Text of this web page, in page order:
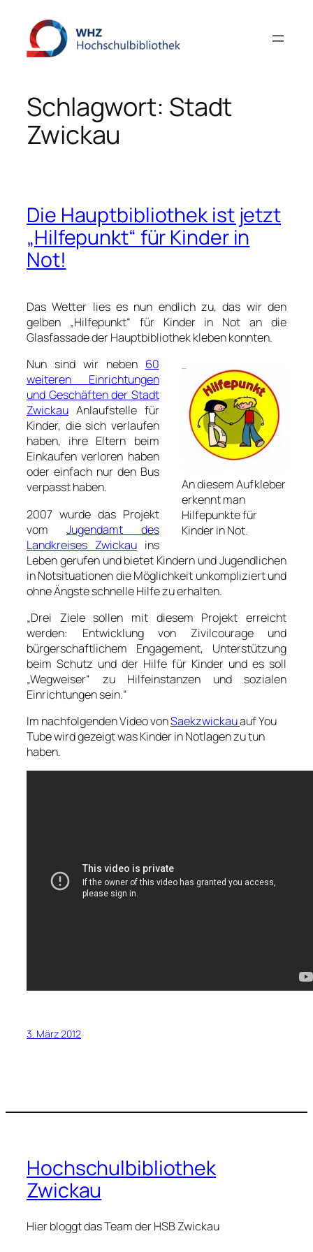
Inhalt
springen
Schlagwort: Stadt
Zwickau
Die Hauptbibliothek ist jetzt
„Hilfepunkt“ für Kinder in
Not!
Das Wetter lies es nun endlich zu, das wir den
gelben „Hilfepunkt“ für Kinder in Not an die
Glasfassade der Hauptbibliothek kleben konnten.
An diesem Aufkleber
erkennt man
Hilfepunkte für
Kinder in Not.
Nun sind wir neben 60
weiteren Einrichtungen
und Geschäften der Stadt
Zwickau Anlaufstelle für
Kinder, die sich verlaufen
haben, ihre Eltern beim
Einkaufen verloren haben
oder einfach nur den Bus
verpasst haben.
2007 wurde das Projekt
vom Jugendamt des
Landkreises Zwickauins
Leben gerufen und bietet Kindern und Jugendlichen
in Notsituationen die Möglichkeit unkompliziert und
ohne Ängste schnelle Hilfe zu erhalten.
„Drei Ziele sollen mit diesem Projekt erreicht
werden: Entwicklung von Zivilcourage und
bürgerschaftlichem Engagement, Unterstützung
beim Schutz und der Hilfe für Kinder und es soll
„Wegweiser“ zu Hilfeinstanzen und sozialen
Einrichtungen sein.“
Im nachfolgenden Video vonSaekzwickauauf You
Tube wird gezeigt was Kinder in Notlagen zu tun
haben.
3. März 2012
Hochschulbibliothek
Zwickau
Hier bloggt das Team der HSB Zwickau